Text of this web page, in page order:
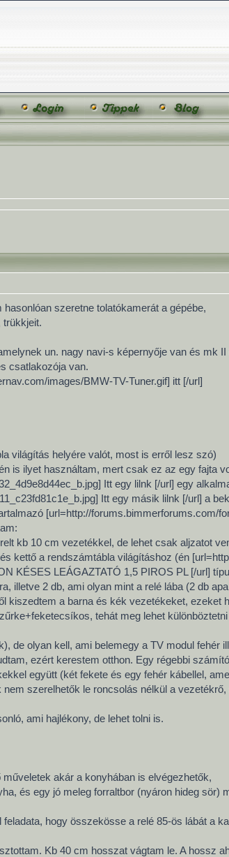
szeretne tolatókamerát a gépébe,
trükkjeit.
un. nagy navi-s képernyője van és mk II
csatlakozója van.
images/BMW-TV-Tuner.gif] itt [/url]
világítás helyére valót, most is erről lesz szó)
is ilyet használtam, mert csak ez az egy fajta
Itt egy lilnk [/url] egy
Itt egy másik lilnk [/url] a
[url=http://forums.bimmerforums.com/
kb 10 cm vezetékkel, de lehet csak aljzatot
kettő a rendszámtábla világításhoz (én
KÉSES LEÁGAZTATÓ 1,5 PIROS PL [/url]
illetve 2 db, ami olyan mint a relé lába (2 db
kiszedtem a barna és kék vezetékeket, ezeket
tehát meg lehet
de olyan kell, ami belemegy a TV modul fehér
ezért kerestem otthon. Egy régebbi
együtt (két fekete és egy fehér kábellel,
szerelhetők le roncsolás nélkül a
ami hajlékony, de lehet tolni is.
akár a konyhában is elvégezhetők,
és egy jó meleg forraltbor (nyáron hideg sör)
hogy összekösse a relé 85-ös lábát a
Kb 40 cm hosszat vágtam le. A hossz